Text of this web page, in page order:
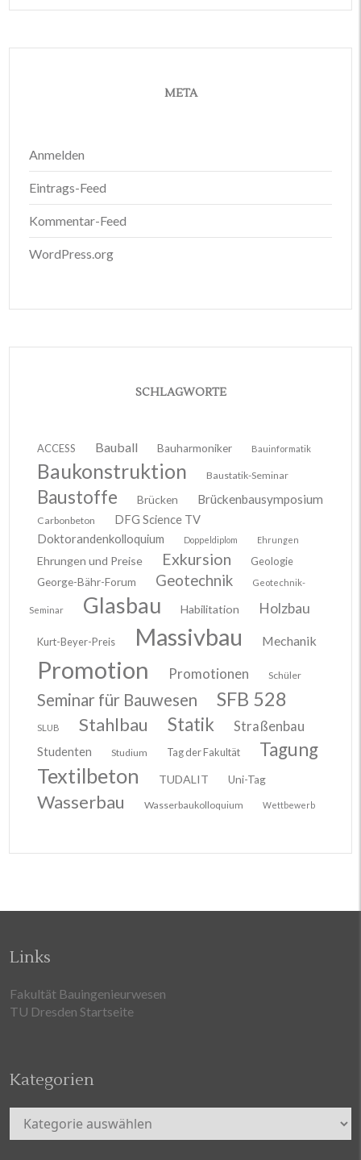
META
Anmelden
Eintrags-Feed
Kommentar-Feed
WordPress.org
SCHLAGWORTE
ACCESS Bauball Bauharmoniker Bauinformatik
Baukonstruktion Baustatik-Seminar
Baustoffe Brücken Brückenbausymposium
Carbonbeton
DFG Science TV
Doktorandenkolloquium
Doppeldiplom Ehrungen
Ehrungen und Preise Exkursion
Geologie
George-Bähr-Forum
Geotechnik Geotechnik-
Seminar Glasbau Habilitation Holzbau
Kurt-Beyer-Preis Massivbau Mechanik
Promotion Promotionen Schüler
Seminar für Bauwesen SFB 528
SLUB Stahlbau Statik Straßenbau
Studenten Studium Tag der Fakultät Tagung
Textilbeton TUDALIT Uni-Tag
Wasserbau Wasserbaukolloquium Wettbewerb
Links
Fakultät Bauingenieurwesen
TU Dresden Startseite
Kategorien
Kategorien